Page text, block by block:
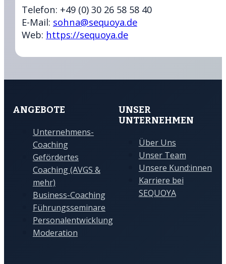
Telefon: +49 (0) 30 26 58 58 40
E-Mail: sohna@sequoya.de
Web: https://sequoya.de
ANGEBOTE
Unternehmens-
Coaching
Gefördertes
Coaching (AVGS &
mehr)
Business-Coaching
Führungsseminare
Personalentwicklung
Moderation
UNSER
UNTERNEHMEN
Über Uns
Unser Team
Unsere Kund:innen
Karriere bei
SEQUOYA